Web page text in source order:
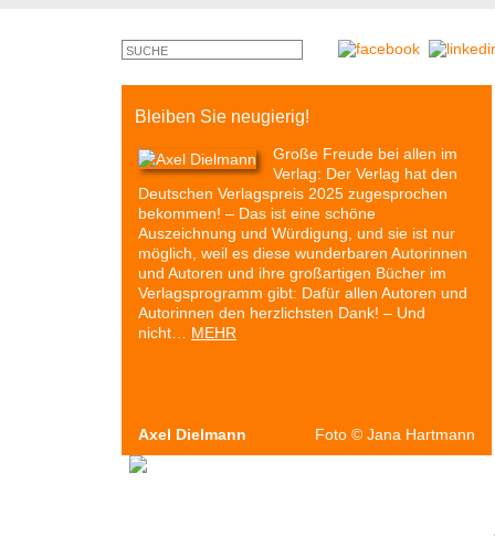
Bleiben Sie neugierig!
Große Freude bei allen im
Verlag: Der Verlag hat den
Deutschen Verlagspreis 2025 zugesprochen
bekommen! – Das ist eine schöne
Auszeichnung und Würdigung, und sie ist nur
möglich, weil es diese wunderbaren Autorinnen
und Autoren und ihre großartigen Bücher im
Verlagsprogramm gibt: Dafür allen Autoren und
Autorinnen den herzlichsten Dank! – Und
nicht… MEHR
Axel Dielmann Foto © Jana Hartmann
Autoren & Bücher